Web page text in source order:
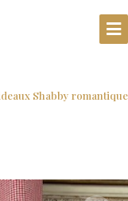
Shabby romantique